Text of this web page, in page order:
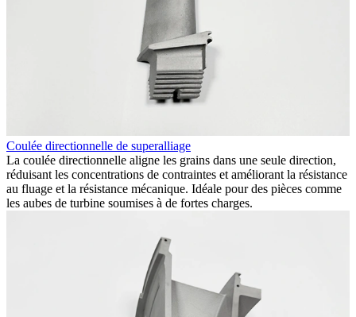
Coulée directionnelle de superalliage
La coulée directionnelle aligne les grains dans une seule direction,
réduisant les concentrations de contraintes et améliorant la résistance
au fluage et la résistance mécanique. Idéale pour des pièces comme
les aubes de turbine soumises à de fortes charges.